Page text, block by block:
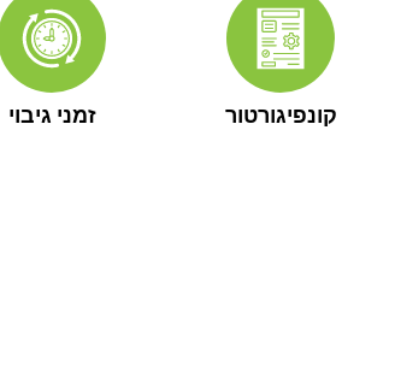
קונפיגורטור זמני גיבוי